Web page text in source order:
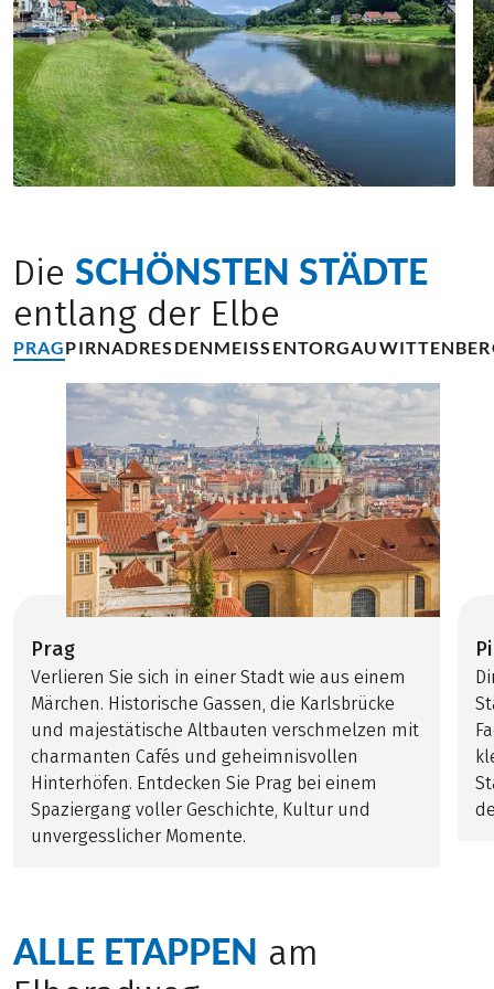
Die SCHÖNSTEN STÄDTE
entlang der Elbe
PRAGPIRNADRESDENMEISSENTORGAU
Prag
Verlieren Sie sich in einer Stadt wie aus einem
Märchen. Historische Gassen, die Karlsbrücke
und majestätische Altbauten verschmelzen mit
charmanten Cafés und geheimnisvollen
Hinterhöfen. Entdecken Sie Prag bei einem
Spaziergang voller Geschichte, Kultur und
unvergesslicher Momente.
ALLE ETAPPEN am